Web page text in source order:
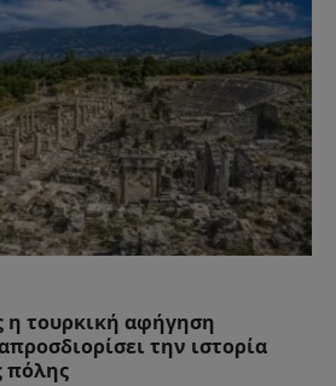
η τουρκική αφήγηση
την ιστορία
πόλης